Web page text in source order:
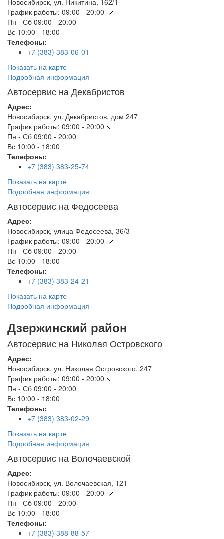
Новосибирск, ул. Никитина, 162/1
График работы: 09:00 - 20:00
Пн - Сб 09:00 - 20:00
Вс 10:00 - 18:00
Телефоны:
+7 (383) 383-06-01
Показать на карте
Подробная информация
Автосервис на Декабристов
Адрес:
Новосибирск, ул. Декабристов, дом 247
График работы: 09:00 - 20:00
Пн - Сб 09:00 - 20:00
Вс 10:00 - 18:00
Телефоны:
+7 (383) 383-25-74
Показать на карте
Подробная информация
Автосервис на Федосеева
Адрес:
Новосибирск, улица Федосеева, 36/3
График работы: 09:00 - 20:00
Пн - Сб 09:00 - 20:00
Вс 10:00 - 18:00
Телефоны:
+7 (383) 383-24-21
Показать на карте
Подробная информация
Дзержинский район
Автосервис на Николая Островского
Адрес:
Новосибирск, ул. Николая Островского, 247
График работы: 09:00 - 20:00
Пн - Сб 09:00 - 20:00
Вс 10:00 - 18:00
Телефоны:
+7 (383) 383-02-29
Показать на карте
Подробная информация
Автосервис на Волочаевской
Адрес:
Новосибирск, ул. Волочаевская, 121
График работы: 09:00 - 20:00
Пн - Сб 09:00 - 20:00
Вс 10:00 - 18:00
Телефоны:
+7 (383) 388-88-57